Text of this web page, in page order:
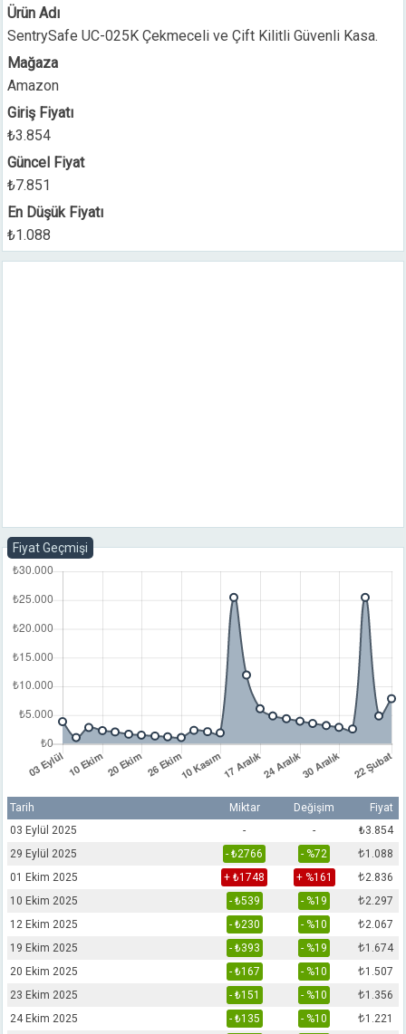
Ürün Adı
SentrySafe UC-025K Çekmeceli ve Çift Kilitli Güvenli Kasa.
Mağaza
Amazon
Giriş Fiyatı
₺3.854
Güncel Fiyat
₺7.851
En Düşük Fiyatı
₺1.088
Fiyat Geçmişi
Tarih Miktar Değişim
Fiyat
03 Eylül 2025
- -
₺3.854
29 Eylül 2025
- ₺2766 - %72 ₺1.088
01 Ekim 2025
+ ₺1748 + %161 ₺2.836
10 Ekim 2025
- ₺539 - %19 ₺2.297
12 Ekim 2025
- ₺230 - %10 ₺2.067
19 Ekim 2025
- ₺393 - %19 ₺1.674
20 Ekim 2025
- ₺167 - %10 ₺1.507
23 Ekim 2025
- ₺151 - %10 ₺1.356
24 Ekim 2025
- ₺135 - %10 ₺1.221